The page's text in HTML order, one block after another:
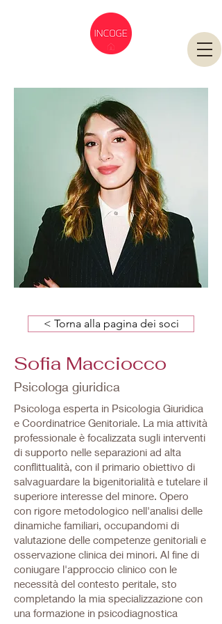
< Torna alla pagina dei soci
Sofia Macciocco
Psicologa giuridica
Psicologa esperta in Psicologia Giuridica
e Coordinatrice Genitoriale. La mia attività
professionale è focalizzata sugli interventi
di supporto nelle separazioni ad alta
conflittualità, con il primario obiettivo di
salvaguardare la bigenitorialità e tutelare il
superiore interesse del minore. Opero
con rigore metodologico nell'analisi delle
dinamiche familiari, occupandomi di
valutazione delle competenze genitoriali e
osservazione clinica dei minori. Al fine di
coniugare l'approccio clinico con le
necessità del contesto peritale, sto
completando la mia specializzazione con
una formazione in psicodiagnostica